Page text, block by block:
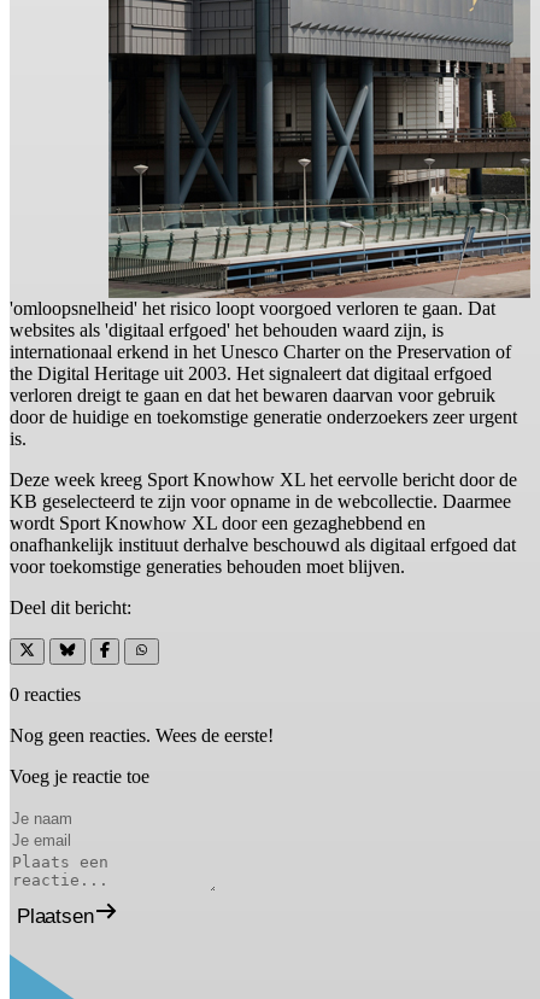
'omloopsnelheid' het risico loopt voorgoed verloren te gaan. Dat
websites als 'digitaal erfgoed' het behouden waard zijn, is
internationaal erkend in het Unesco Charter on the Preservation of
the Digital Heritage uit 2003. Het signaleert dat digitaal erfgoed
verloren dreigt te gaan en dat het bewaren daarvan voor gebruik
door de huidige en toekomstige generatie onderzoekers zeer urgent
is.
Deze week kreeg Sport Knowhow XL het eervolle bericht door de
KB geselecteerd te zijn voor opname in de webcollectie. Daarmee
wordt Sport Knowhow XL door een gezaghebbend en
onafhankelijk instituut derhalve beschouwd als digitaal erfgoed dat
voor toekomstige generaties behouden moet blijven.
Deel dit bericht:
0 reacties
Nog geen reacties. Wees de eerste!
Voeg je reactie toe
Plaatsen